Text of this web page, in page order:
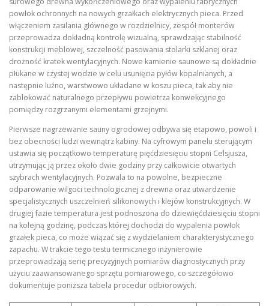
powłok ochronnych na nowych grzałkach elektrycznych pieca. Przed
włączeniem zasilania głównego w rozdzielnicy, zespół monterów
przeprowadza dokładną kontrolę wizualną, sprawdzając stabilność
konstrukcji meblowej, szczelność pasowania stolarki szklanej oraz
drożność kratek wentylacyjnych. Nowe kamienie saunowe są dokładnie
płukane w czystej wodzie w celu usunięcia pyłów kopalnianych, a
następnie luźno, warstwowo układane w koszu pieca, tak aby nie
zablokować naturalnego przepływu powietrza konwekcyjnego
pomiędzy rozgrzanymi elementami grzejnymi.
Pierwsze nagrzewanie sauny ogrodowej odbywa się etapowo, powoli i
bez obecności ludzi wewnątrz kabiny. Na cyfrowym panelu sterującym
ustawia się początkowo temperaturę pięćdziesięciu stopni Celsjusza,
utrzymując ją przez około dwie godziny przy całkowicie otwartych
szybrach wentylacyjnych. Pozwala to na powolne, bezpieczne
odparowanie wilgoci technologicznej z drewna oraz utwardzenie
specjalistycznych uszczelnień silikonowych i klejów konstrukcyjnych. W
drugiej fazie temperatura jest podnoszona do dziewięćdziesięciu stopni
na kolejną godzinę, podczas której dochodzi do wypalenia powłok
grzałek pieca, co może wiązać się z wydzielaniem charakterystycznego
zapachu. W trakcie tego testu termicznego inżynierowie
przeprowadzają serię precyzyjnych pomiarów diagnostycznych przy
użyciu zaawansowanego sprzętu pomiarowego, co szczegółowo
dokumentuje poniższa tabela procedur odbiorowych.